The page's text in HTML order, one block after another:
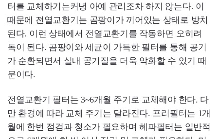
터를 교체하기는커녕 아예 관리조차 하지 않는다. 이
때문에 전열교환기는 곰팡이가 끼어있는 상태로 방치
된다. 이런 상태에서 전열교환기를 작동하면 오히려
독이 된다. 곰팡이와 세균이 가득한 필터를 통해 공기
가 순환되면서 실내 공기질을 더욱 악화할 수 있기 때
문이다.
전열교환기 필터는 3~6개월 주기로 교체해야 한다. 다
만 환경에 따라 교체 주기는 달라진다. 프리필터는 1개
월에 한번 점검과 청소가 필요하며 헤파필터는 일반적